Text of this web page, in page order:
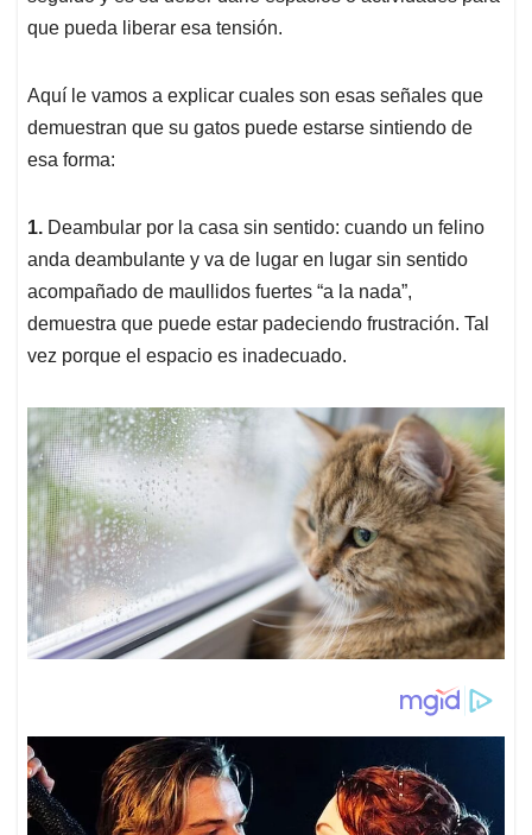
que pueda liberar esa tensión.
Aquí le vamos a explicar cuales son esas señales que
demuestran que su gatos puede estarse sintiendo de
esa forma:
1. Deambular por la casa sin sentido: cuando un felino
anda deambulante y va de lugar en lugar sin sentido
acompañado de maullidos fuertes “a la nada”,
demuestra que puede estar padeciendo frustración. Tal
vez porque el espacio es inadecuado.